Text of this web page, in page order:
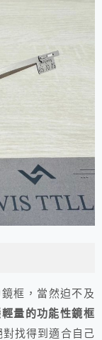
框，當然迫不及
量的功能性鏡框
找得到適合自己